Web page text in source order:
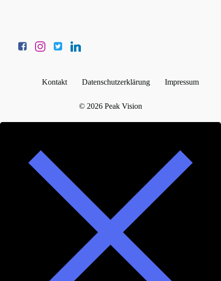
Kontakt Datenschutzerklärung Impressum
© 2026 Peak Vision